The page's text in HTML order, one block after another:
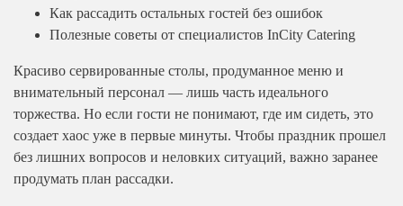
Мясные нарезки
Горячие закуски
Выпечка
Пирожки
Блинчики
Блюда от Шеф-повара
Фуршетные наборы
На 300 человек
На гендер пати
Премиум
На юбилей
На природе
На 20 человек
На 25 человек
На 50 человек
на 20 человек
на 25 человек
на 30 человек
на 40 человек
В офис
На масленицу
Как рассадить остальных гостей без ошибок
Полезные советы от специалистов InCity Catering
Красиво сервированные столы, продуманное меню и
внимательный персонал — лишь часть идеального
торжества. Но если гости не понимают, где им сидеть, это
создает хаос уже в первые минуты. Чтобы праздник прошел
без лишних вопросов и неловких ситуаций, важно заранее
продумать план рассадки.